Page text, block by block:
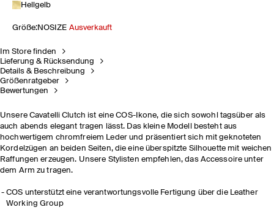
Hellgelb
Größe:NOSIZE Ausverkauft
Im Store finden
Lieferung & Rücksendung
Details & Beschreibung
Größenratgeber
Bewertungen
Unsere Cavatelli Clutch ist eine COS-Ikone, die sich sowohl tagsüber als
auch abends elegant tragen lässt. Das kleine Modell besteht aus
hochwertigem chromfreiem Leder und präsentiert sich mit geknoteten
Kordelzügen an beiden Seiten, die eine überspitzte Silhouette mit weichen
Raffungen erzeugen. Unsere Stylisten empfehlen, das Accessoire unter
dem Arm zu tragen.
COS unterstützt eine verantwortungsvolle Fertigung über die Leather
Working Group